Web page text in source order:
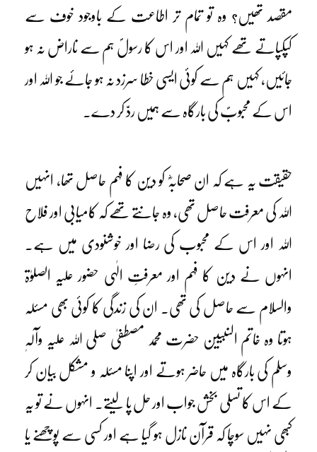
مقصد تھیں؟ وہ تو تمام تر اطاعت کے باوجود خوف سے
کپکپاتے تھے کہیں اللہ اور اس کا رسولؐ ہم سے ناراض نہ ہو
جائیں، کہیں ہم سے کوئی ایسی خطا سرزد نہ ہو جائے جو اللہ اور
اس کے محبوبؐ کی بارگاہ سے ہمیں ردّ کر دے۔
حقیقت یہ ہے کہ ان صحابہؓ کو دین کا فہم حاصل تھا، انہیں
اللہ کی معرفت حاصل تھی، وہ جانتے تھے کہ کامیابی اور فلاح
اللہ اور اس کے محبوب کی رضا اور خوشنودی میں ہے۔
انہوں نے دین کا فہم اور معرفتِ الٰہی حضور علیہ الصلوٰۃ
والسلام سے حاصل کی تھی۔ ان کی زندگی کا کوئی بھی مسئلہ
ہوتا وہ خاتم النبییٖن حضرت محمد مصطفیٰ صلی اللہ علیہ وآلہٖ
وسلم کی بارگاہ میں حاضر ہوتے اور اپنا مسئلہ و مشکل بیان کر
کے اس کا تسلی بخش جواب اور حل پا لیتے۔ انہوں نے تو یہ
کبھی نہیں سوچا کہ قرآن نازل ہو گیا ہے اور کسی سے پوچھنے یا